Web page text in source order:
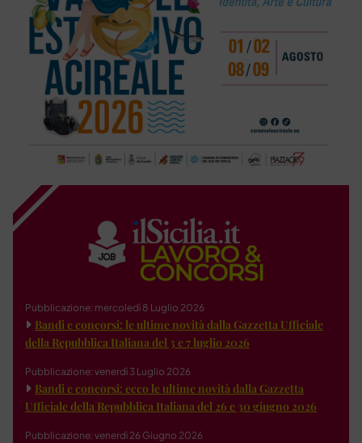
Pubblicazione: mercoledì 8 Luglio 2026
Bandi e concorsi: le ultime novità dalla Gazzetta Ufficiale
della Repubblica Italiana del 3 e 7 luglio 2026
Pubblicazione: venerdì 3 Luglio 2026
Bandi e concorsi: ecco le ultime novità dalla Gazzetta
Ufficiale della Repubblica Italiana del 26 e 30 giugno 2026
Pubblicazione: venerdì 26 Giugno 2026